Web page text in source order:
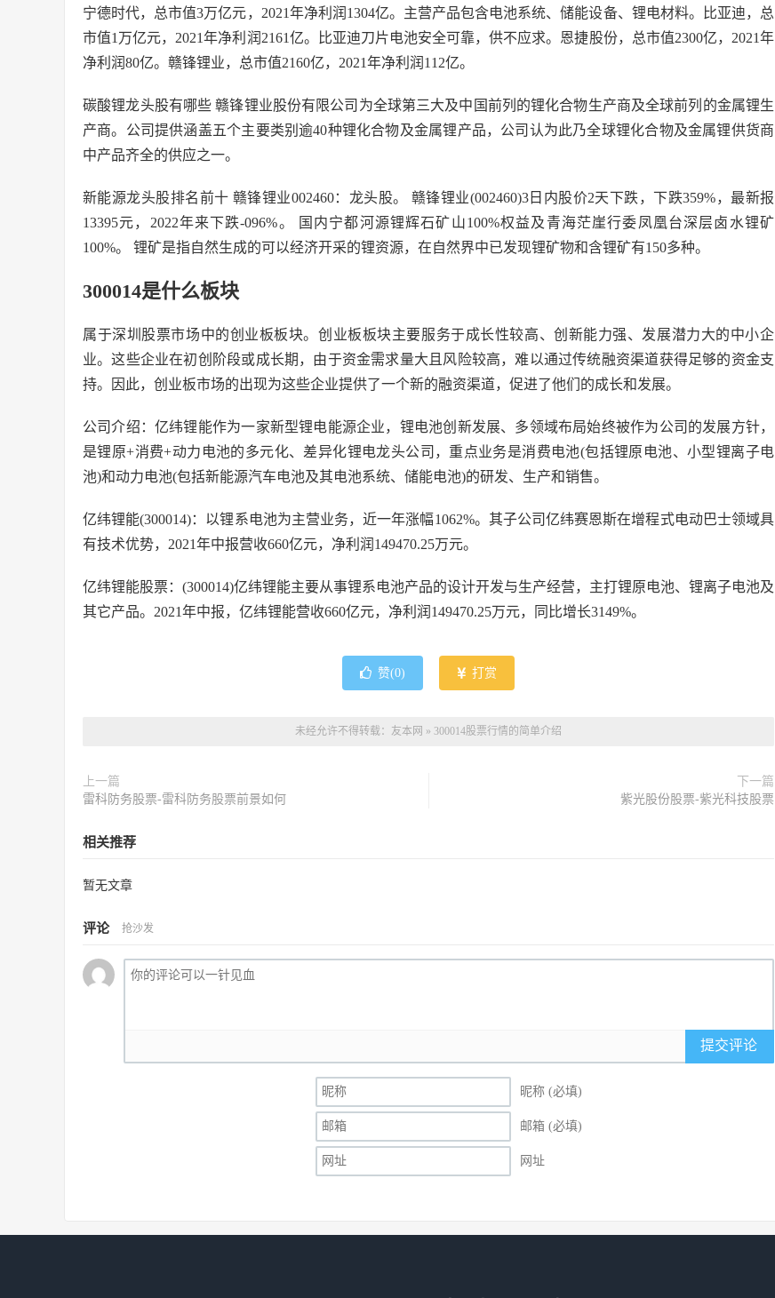
宁德时代，总市值3万亿元，2021年净利润1304亿。主营产品包含电池系统、储能设备、锂电材料。比亚迪，总
市值1万亿元，2021年净利润2161亿。比亚迪刀片电池安全可靠，供不应求。恩捷股份，总市值2300亿，2021年
净利润80亿。赣锋锂业，总市值2160亿，2021年净利润112亿。
碳酸锂龙头股有哪些 赣锋锂业股份有限公司为全球第三大及中国前列的锂化合物生产商及全球前列的金属锂生
产商。公司提供涵盖五个主要类别逾40种锂化合物及金属锂产品，公司认为此乃全球锂化合物及金属锂供货商
中产品齐全的供应之一。
新能源龙头股排名前十 赣锋锂业002460：龙头股。 赣锋锂业(002460)3日内股价2天下跌，下跌359%，最新报
13395元，2022年来下跌-096%。 国内宁都河源锂辉石矿山100%权益及青海茫崖行委凤凰台深层卤水锂矿
100%。 锂矿是指自然生成的可以经济开采的锂资源，在自然界中已发现锂矿物和含锂矿有150多种。
300014是什么板块
属于深圳股票市场中的创业板板块。创业板板块主要服务于成长性较高、创新能力强、发展潜力大的中小企
业。这些企业在初创阶段或成长期，由于资金需求量大且风险较高，难以通过传统融资渠道获得足够的资金支
持。因此，创业板市场的出现为这些企业提供了一个新的融资渠道，促进了他们的成长和发展。
公司介绍：亿纬锂能作为一家新型锂电能源企业，锂电池创新发展、多领域布局始终被作为公司的发展方针，
是锂原+消费+动力电池的多元化、差异化锂电龙头公司，重点业务是消费电池(包括锂原电池、小型锂离子电
池)和动力电池(包括新能源汽车电池及其电池系统、储能电池)的研发、生产和销售。
亿纬锂能(300014)：以锂系电池为主营业务，近一年涨幅1062%。其子公司亿纬赛恩斯在增程式电动巴士领域具
有技术优势，2021年中报营收660亿元，净利润149470.25万元。
亿纬锂能股票：(300014)亿纬锂能主要从事锂系电池产品的设计开发与生产经营，主打锂原电池、锂离子电池及
其它产品。2021年中报，亿纬锂能营收660亿元，净利润149470.25万元，同比增长3149%。
赞(0) 打赏
未经允许不得转载： 友本网 » 300014股票行情的简单介绍
上一篇
雷科防务股票-雷科防务股票前景如何
下一篇
紫光股份股票-紫光科技股票
相关推荐
暂无文章
评论 抢沙发
提交评论
昵称 (必填)
邮箱 (必填)
网址